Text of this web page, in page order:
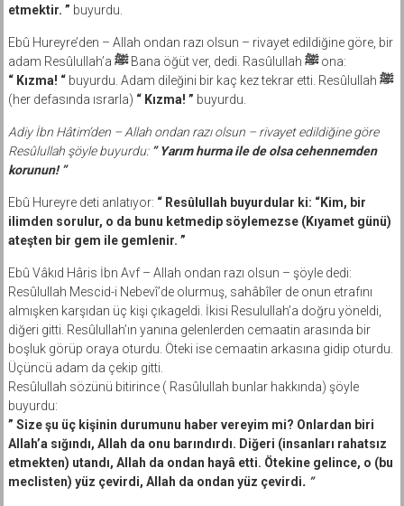
etmektir. ” buyurdu.
Ebû Hureyre’den – Allah ondan razı olsun – rivayet edildiğine göre, bir
adam Resûlullah’a ﷺBana öğüt ver, dedi. Rasûlullah ﷺona:
“ Kızma! “buyurdu. Adam dileğini bir kaç kez tekrar etti. Resûlullah ﷺ
(her defasında ısrarla) “ Kızma! ” buyurdu.
Adiy İbn Hâtim’den – Allah ondan razı olsun – rivayet edildiğine göre
Resûlullah şöyle buyurdu: ” Yarım hurma ile de olsa cehennemden
korunun! ”
Ebû Hureyre deti anlatıyor: “ Resûlullah buyurdular ki: “Kim, bir
ilimden sorulur, o da bunu ketmedip söylemezse (Kıyamet günü)
ateşten bir gem ile gemlenir. ”
Ebû Vâkıd Hâris İbn Avf – Allah ondan razı olsun – şöyle dedi:
Resûlullah Mescid-i Nebevî’de olurmuş, sahâbîler de onun etrafını
almışken karşıdan üç kişi çıkageldi. İkisi Resulullah’a doğru yöneldi,
diğeri gitti. Resûlullah’ın yanına gelenlerden cemaatin arasında bir
boşluk görüp oraya oturdu. Öteki ise cemaatin arkasına gidip oturdu.
Üçüncü adam da çekip gitti.
Resûlullah sözünü bitirince ( Rasûlullah bunlar hakkında) şöyle
buyurdu:
” Size şu üç kişinin durumunu haber vereyim mi? Onlardan biri
Allah’a sığındı, Allah da onu barındırdı. Diğeri (insanları rahatsız
etmekten) utandı, Allah da ondan hayâ etti. Ötekine gelince, o (bu
meclisten) yüz çevirdi, Allah da ondan yüz çevirdi. ”